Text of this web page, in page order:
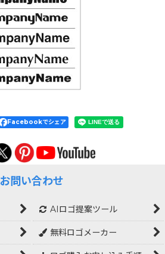
Facebookでシェア
お問い合わせ
AIロゴ提案ツール
無料ロゴメーカー